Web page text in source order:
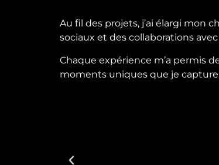
Au fil des projets, j’ai élargi mon
sociaux et des collaborations
Chaque expérience m’a permis
moments uniques que je